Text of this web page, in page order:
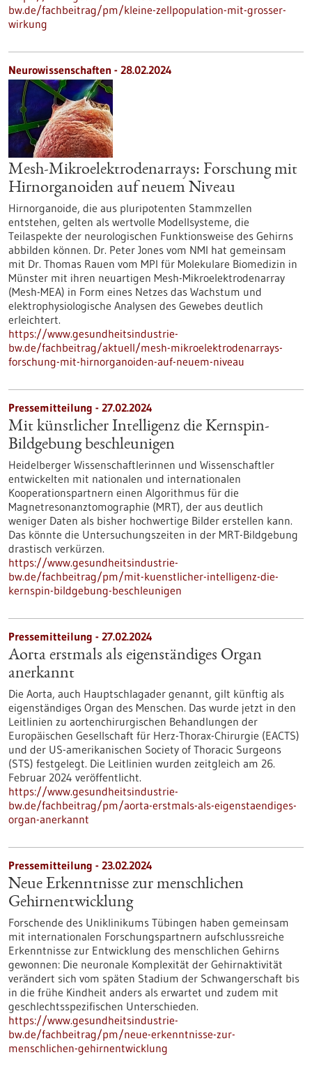
bw.de/fachbeitrag/pm/kleine-zellpopulation-mit-grosser-
wirkung
Neurowissenschaften - 28.02.2024
Mesh-Mikroelektrodenarrays: Forschung mit
Hirnorganoiden auf neuem Niveau
Hirnorganoide, die aus pluripotenten Stammzellen
entstehen, gelten als wertvolle Modellsysteme, die
Teilaspekte der neurologischen Funktionsweise des Gehirns
abbilden können. Dr. Peter Jones vom NMI hat gemeinsam
mit Dr. Thomas Rauen vom MPI für Molekulare Biomedizin in
Münster mit ihren neuartigen Mesh-Mikroelektrodenarray
(Mesh-MEA) in Form eines Netzes das Wachstum und
elektrophysiologische Analysen des Gewebes deutlich
erleichtert.
https://www.gesundheitsindustrie-
bw.de/fachbeitrag/aktuell/mesh-mikroelektrodenarrays-
forschung-mit-hirnorganoiden-auf-neuem-niveau
Pressemitteilung - 27.02.2024
Mit künstlicher Intelligenz die Kernspin-
Bildgebung beschleunigen
Heidelberger Wissenschaftlerinnen und Wissenschaftler
entwickelten mit nationalen und internationalen
Kooperationspartnern einen Algorithmus für die
Magnetresonanztomographie (MRT), der aus deutlich
weniger Daten als bisher hochwertige Bilder erstellen kann.
Das könnte die Untersuchungszeiten in der MRT-Bildgebung
drastisch verkürzen.
https://www.gesundheitsindustrie-
bw.de/fachbeitrag/pm/mit-kuenstlicher-intelligenz-die-
kernspin-bildgebung-beschleunigen
Pressemitteilung - 27.02.2024
Aorta erstmals als eigenständiges Organ
anerkannt
Die Aorta, auch Hauptschlagader genannt, gilt künftig als
eigenständiges Organ des Menschen. Das wurde jetzt in den
Leitlinien zu aortenchirurgischen Behandlungen der
Europäischen Gesellschaft für Herz-Thorax-Chirurgie (EACTS)
und der US-amerikanischen Society of Thoracic Surgeons
(STS) festgelegt. Die Leitlinien wurden zeitgleich am 26.
Februar 2024 veröffentlicht.
https://www.gesundheitsindustrie-
bw.de/fachbeitrag/pm/aorta-erstmals-als-eigenstaendiges-
organ-anerkannt
Pressemitteilung - 23.02.2024
Neue Erkenntnisse zur menschlichen
Gehirnentwicklung
Forschende des Uniklinikums Tübingen haben gemeinsam
mit internationalen Forschungspartnern aufschlussreiche
Erkenntnisse zur Entwicklung des menschlichen Gehirns
gewonnen: Die neuronale Komplexität der Gehirnaktivität
verändert sich vom späten Stadium der Schwangerschaft bis
in die frühe Kindheit anders als erwartet und zudem mit
geschlechtsspezifischen Unterschieden.
https://www.gesundheitsindustrie-
bw.de/fachbeitrag/pm/neue-erkenntnisse-zur-
menschlichen-gehirnentwicklung